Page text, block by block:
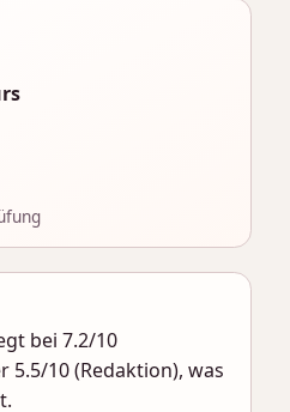
bei 7.2/10
10 (Redaktion), was